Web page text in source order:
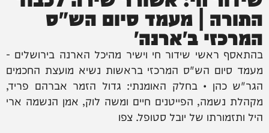
התורה | מעמד סיום הש"ס
המרכזי ב'ארנה'
בהתאסף ראשי שידור חי וישיר מהיכל הארנה בירושלים -
מעמד סיום הש"ס המרכזי בראשות נשיא מועצת החכמים
הגר"ש כהן • בחלק האומנתי: גדול הזמר אברהם פריד,
מקהלת נשמה, הפייטנים חיים ומשה לוק, אמן הנשמה ארי
היל ותזמורתו של יובל סטופל. צפו